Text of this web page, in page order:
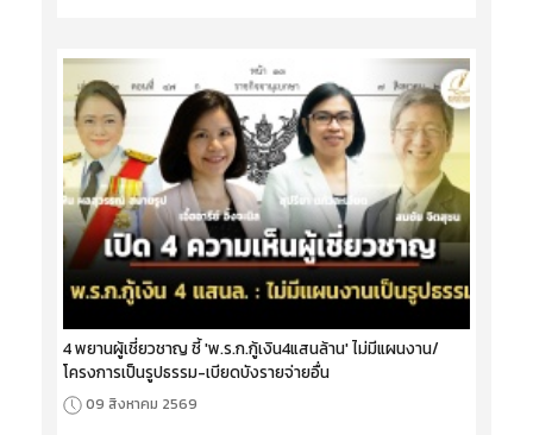
4 พยานผู้เชี่ยวชาญ ชี้ 'พ.ร.ก.กู้เงิน4แสนล้าน' ไม่มีแผนงาน/
โครงการเป็นรูปธรรม-เบียดบังรายจ่ายอื่น
09 สิงหาคม 2569